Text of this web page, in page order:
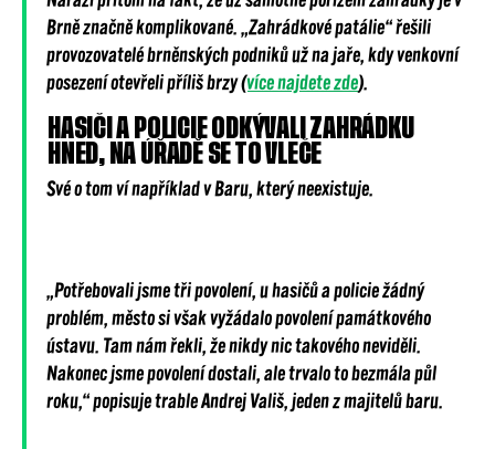
Brně značně komplikované. „Zahrádkové patálie“ řešili
provozovatelé brněnských podniků už na jaře, kdy venkovní
posezení otevřeli příliš brzy (více najdete zde).
HASIČI A POLICIE ODKÝVALI ZAHRÁDKU
HNED, NA ÚŘADĚ SE TO VLEČE
Své o tom ví například v Baru, který neexistuje.
„Potřebovali jsme tři povolení, u hasičů a policie žádný
problém, město si však vyžádalo povolení památkového
ústavu. Tam nám řekli, že nikdy nic takového neviděli.
Nakonec jsme povolení dostali, ale trvalo to bezmála půl
roku,“ popisuje trable Andrej Vališ, jeden z majitelů baru.